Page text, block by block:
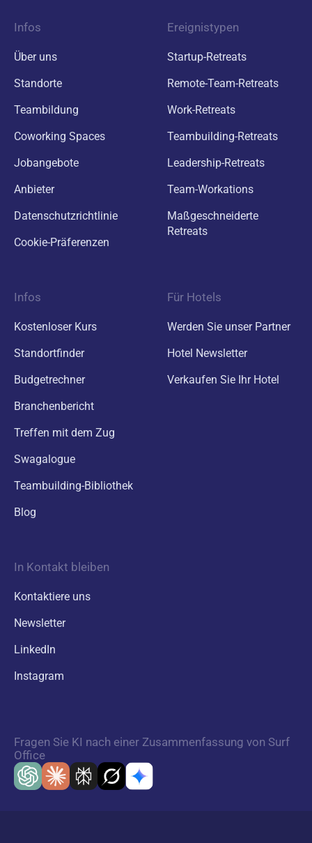
Infos
Über uns
Standorte
Teambildung
Coworking Spaces
Jobangebote
Anbieter
Datenschutzrichtlinie
Cookie-Präferenzen
Ereignistypen
Startup-Retreats
Remote-Team-Retreats
Work-Retreats
Teambuilding-Retreats
Leadership-Retreats
Team-Workations
Maßgeschneiderte
Retreats
Infos
Kostenloser Kurs
Standortfinder
Budgetrechner
Branchenbericht
Treffen mit dem Zug
Swagalogue
Teambuilding-Bibliothek
Blog
Für Hotels
Werden Sie unser Partner
Hotel Newsletter
Verkaufen Sie Ihr Hotel
In Kontakt bleiben
Kontaktiere uns
Newsletter
LinkedIn
Instagram
Fragen Sie KI nach einer Zusammenfassung von Surf
Office